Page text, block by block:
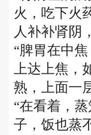
火，吃下火
人补补肾阴
“脾胃在中
上达上焦
熟，上面一
“在看着，
子，饭也蒸